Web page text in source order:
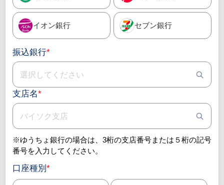
イオン銀行 セブン銀行
振込銀行*
支店名*
※ゆうちょ銀行の場合は、3桁の支店番号または５桁の記号
番号を入力してください。
口座種別 *